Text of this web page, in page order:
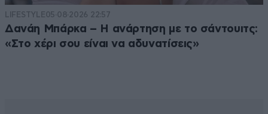
LIFESTYLE05·08·2026 22:57
Δανάη Μπάρκα – Η ανάρτηση με το σάντουιτς:
«Στο χέρι σου είναι να αδυνατίσεις»